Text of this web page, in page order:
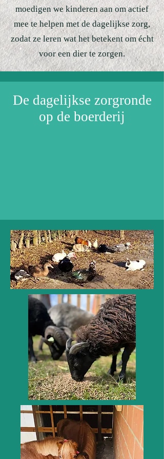
moedigen we kinderen aan om actief
mee te helpen met de dagelijkse zorg,
zodat ze leren wat het betekent om écht
voor een dier te zorgen.
De dagelijkse zorgronde
op de boerderij